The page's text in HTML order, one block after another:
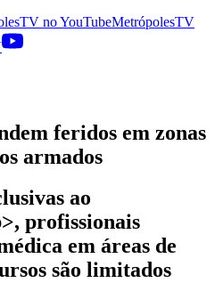
noYouTubeMetrópolesTV
feridos em zonas
armados
ao
profissionais
em áreas de
são limitados